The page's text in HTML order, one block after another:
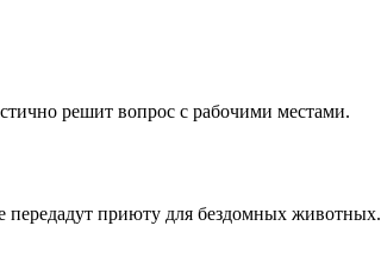
решит вопрос с рабочими местами.
передадут приюту для бездомных животных.